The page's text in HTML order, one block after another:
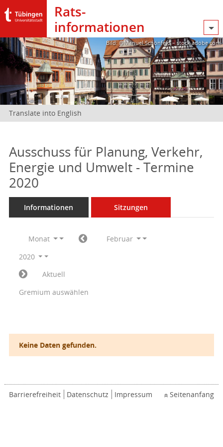
Rats­
informationen
Bild: @Manuel Schönfeld – stock.adobe.com
Translate into English
Ausschuss für Planung, Verkehr,
Energie und Umwelt - Termine
2020
Informationen Sitzungen
Monat
Februar
2020
Aktuell
Gremium auswählen
Keine Daten gefunden.
Barrierefreiheit Datenschutz Impressum Seitenanfang